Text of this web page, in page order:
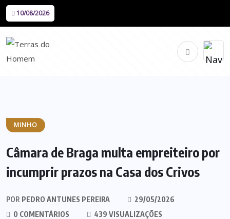
10/08/2026
MINHO
Câmara de Braga multa empreiteiro por
incumprir prazos na Casa dos Crivos
POR PEDRO ANTUNES PEREIRA
29/05/2026
0 COMENTÁRIOS
439 VISUALIZAÇÕES